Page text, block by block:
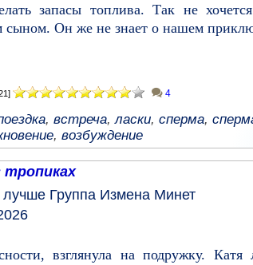
запасы топлива. Так не
сыном. Он же не знает о нашем
4
, встреча,ласки, сперма,
, возбуждение
тропиках
лучше Группа Измена Минет
взглянула на подружку.